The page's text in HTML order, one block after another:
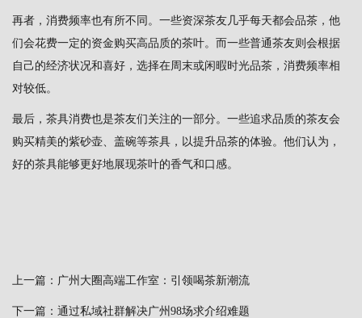
再者，消费频率也有所不同。一些资深茶友几乎每天都会品茶，他
们会花费一定的资金购买高品质的茶叶。而一些普通茶友则会根据
自己的经济状况和喜好，选择在周末或闲暇时光品茶，消费频率相
对较低。
最后，茶具消费也是茶友们关注的一部分。一些追求品质的茶友会
购买精美的紫砂壶、盖碗等茶具，以提升品茶的体验。他们认为，
好的茶具能够更好地展现茶叶的香气和口感。
上一篇： 广州大圈高端工作室：引领喝茶新潮流
下一篇： 通过私域社群解决广州98场求介绍难题